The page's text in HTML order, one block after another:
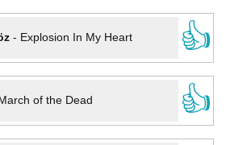
- Explosion In My Heart
👍
March of the Dead
👍